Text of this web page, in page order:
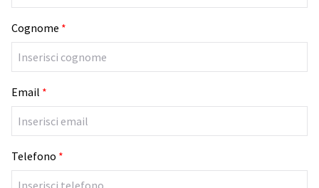
Cognome *
Email *
Telefono *